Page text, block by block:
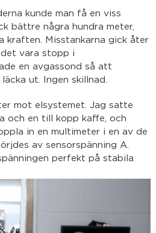
kunde man få en viss
bättre några hundra meter,
kraften. Misstankarna gick åter
det vara stopp i
en avgassond så att
ut. Ingen skillnad.
mot elsystemet. Jag satte
och en till kopp kaffe, och
in en multimeter i en av de
av sensorspänning A.
perfekt på stabila